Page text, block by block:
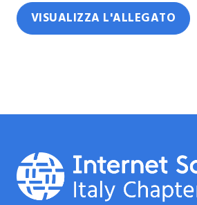
VISUALIZZA L'ALLEGATO